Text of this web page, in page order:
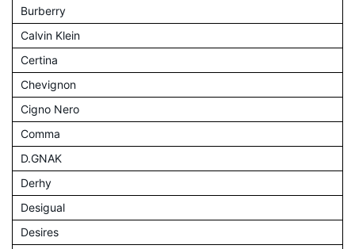
Burberry
Calvin Klein
Certina
Chevignon
Cigno Nero
Comma
D.GNAK
Derhy
Desigual
Desires